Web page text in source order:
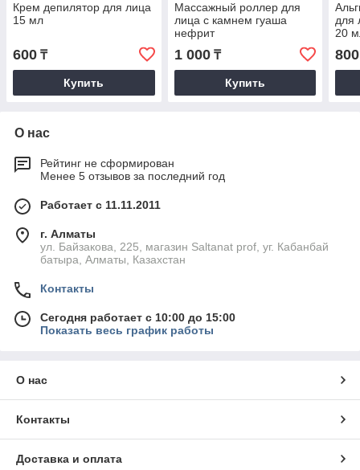
Крем депилятор для лица
15 мл
600 ₸
Купить
Массажный роллер для
лица с камнем гуаша
нефрит
1 000₸
Купить
для
20
800
О нас
Рейтинг не сформирован
Менее 5 отзывов за последний год
Работает с 11.11.2011
г. Алматы
ул. Байзакова, 225, магазин Saltanat prof, уг. Кабанбай
батыра, Алматы, Казахстан
Контакты
Сегодня работает с 10:00 до 15:00
Показать весь график работы
О нас
Контакты
Доставка и оплата